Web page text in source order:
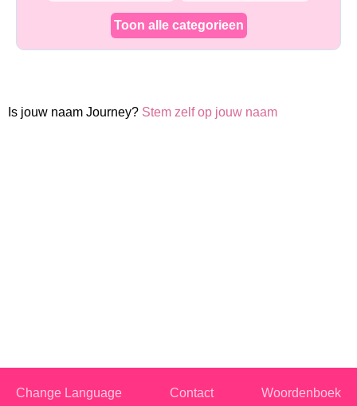
Toon alle categorieen
Is jouw naam Journey? Stem zelf op jouw naam
Change Language Contact Woordenboek